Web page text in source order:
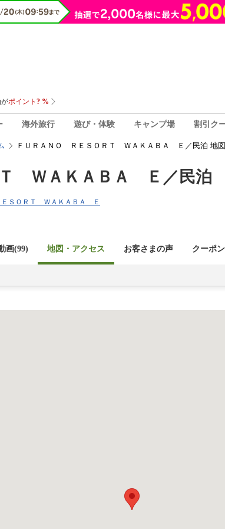
海外旅行 遊び・体験 キャンプ場 割引ク
ＦＵＲＡＮＯ ＲＥＳＯＲＴ ＷＡＫＡＢＡ Ｅ／民泊 地図
ＷＡＫＡＢＡ Ｅ／民泊
ＳＯＲＴ ＷＡＫＡＢＡ Ｅ
画(99) 地図・アクセス お客さまの声 クーポ